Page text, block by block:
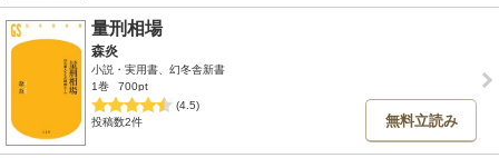
量刑相場
森炎
小説・実用書、幻冬舎新書
1巻
700pt
(4.5)
投稿数2件
無料立読み